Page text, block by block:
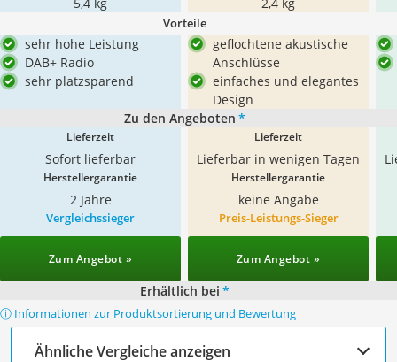
Vorteile
sehr hohe Leistung
DAB+ Radio
sehr platzsparend
geflochtene akustische
Anschlüsse
einfaches und elegantes
Design
Zu den Angeboten *
Lieferzeit
Sofort lieferbar
Lieferzeit
Lieferbar in wenigen Tagen
Herstellergarantie
2 Jahre
Herstellergarantie
keine Angabe
Vergleichssieger
Zum Angebot »
Preis-Leistungs-Sieger
Zum Angebot »
Erhältlich bei *
ⓘ Informationen zur Produktsortierung und Bewertung
Ähnliche Vergleiche anzeigen